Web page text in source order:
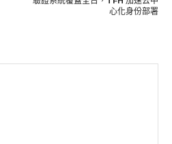
心化身份部署